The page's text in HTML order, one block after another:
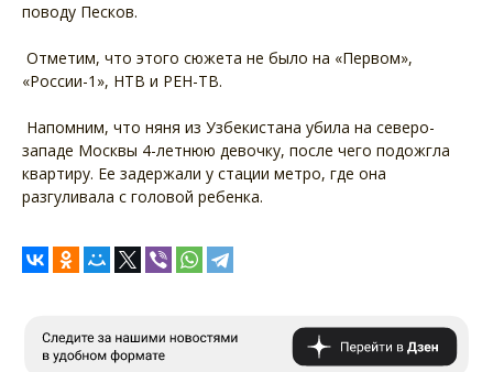
поводу Песков.
Отметим, что этого сюжета не было на «Первом»,
«России-1», НТВ и РЕН-ТВ.
Напомним, что няня из Узбекистана убила на северо-
западе Москвы 4-летнюю девочку, после чего подожгла
квартиру. Ее задержали у стации метро, где она
разгуливала с головой ребенка.